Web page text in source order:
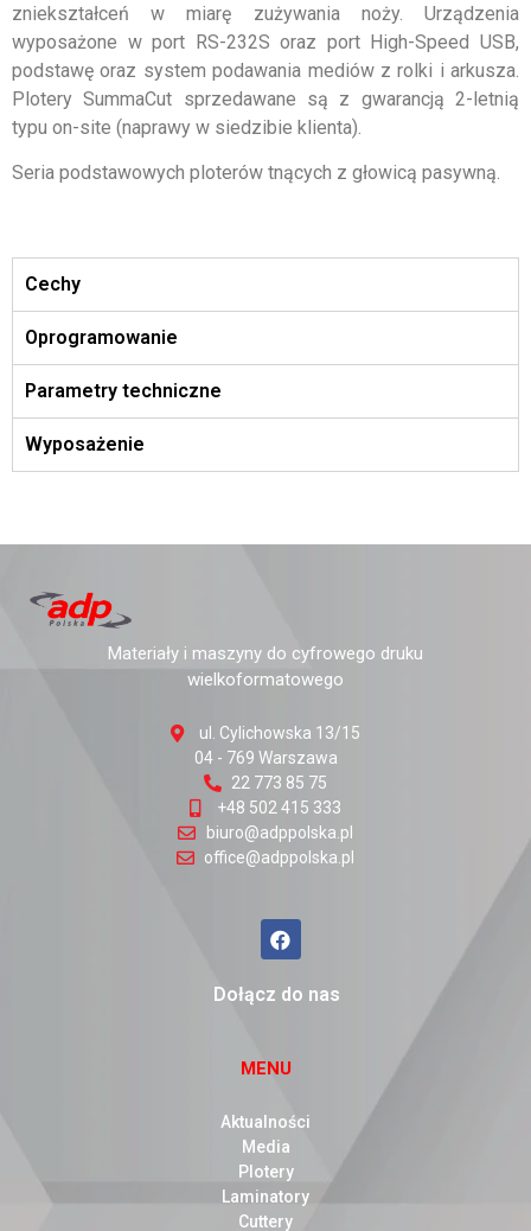
zniekształceń w miarę zużywania noży. Urządzenia
wyposażone w port RS-232S oraz port High-Speed USB,
podstawę oraz system podawania mediów z rolki i arkusza.
Plotery SummaCut sprzedawane są z gwarancją 2-letnią
typu on-site (naprawy w siedzibie klienta).
Seria podstawowych ploterów tnących z głowicą pasywną.
Cechy
Oprogramowanie
Parametry techniczne
Wyposażenie
Materiały i maszyny do cyfrowego druku
wielkoformatowego
ul. Cylichowska 13/15
04 - 769 Warszawa
22 773 85 75
+48 502 415 333
biuro@adppolska.pl
office@adppolska.pl
Dołącz do nas
MENU
Aktualności
Media
Plotery
Laminatory
Cuttery